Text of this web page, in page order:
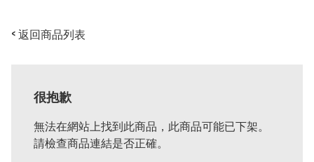
< 返回商品列表
很抱歉
無法在網站上找到此商品，此商品可能已下架。
請檢查商品連結是否正確。